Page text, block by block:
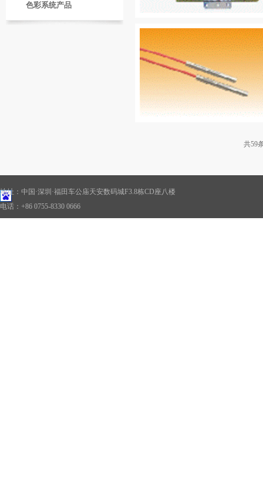
色彩系统产品
共59
地址：中国·深圳·福田车公庙天安数码城F3.8栋CD座八楼
电话：+86 0755-8330 0666